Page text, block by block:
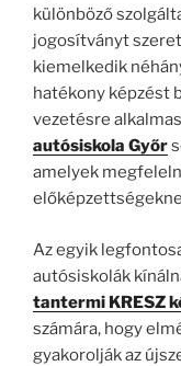
különböző
jogosítványt
kiemelkedik
hatékony képzést
vezetésre
autósiskola Győr
amelyek
Az egyik
autósiskolák
tantermi KRESZ
számára, hogy
gyakorolják az